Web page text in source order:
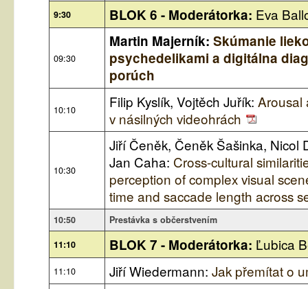
9:30
BLOK 6 - Moderátorka: Eva
09:30
Martin Majerník:Skúmanie
psychedelikami a digitálna
porúch
10:10 Filip Kyslík, Vojtěch Juřík:Arousal
v násilných videohrách
10:30
Jiří Čeněk, Čeněk Šašinka, Nicol
Jan Caha: Cross-cultural
perception of complex visual
time and saccade length across
10:50
Prestávka s občerstvením
11:10
BLOK 7 - Moderátorka: Ľubica
11:10 Jiří Wiedermann:Jak přemítat o